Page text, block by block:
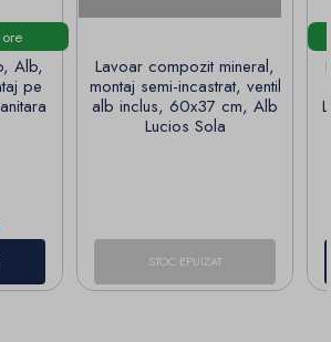
Alb,
pe
Lavoar compozit mineral,
montaj semi-incastrat, ventil
alb inclus, 60x37 cm, Alb
Lucios Sola
STOC EPUIZAT